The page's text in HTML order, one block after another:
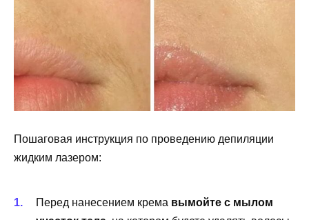
Пошаговая инструкция по проведению депиляции
жидким лазером:
Перед нанесением крема вымойте с мылом